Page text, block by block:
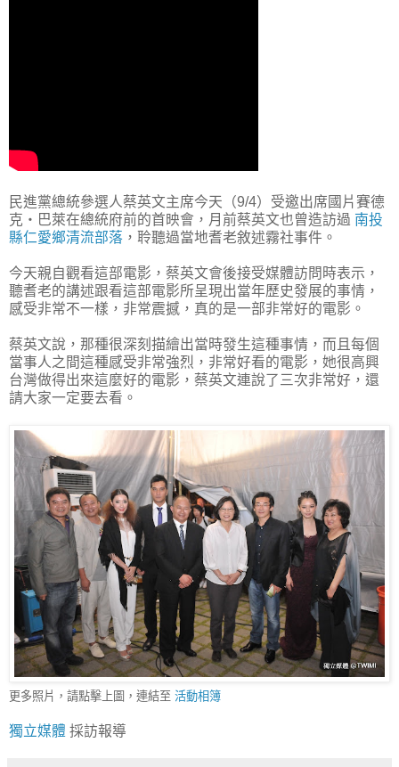
民進黨總統參選人蔡英文主席今天（9/4）受邀出席國片賽德
克‧巴萊在總統府前的首映會，月前蔡英文也曾造訪過 南投
縣仁愛鄉清流部落 ，聆聽過當地耆老敘述霧社事件。
今天親自觀看這部電影，蔡英文會後接受媒體訪問時表示，
聽耆老的講述跟看這部電影所呈現出當年歷史發展的事情，
感受非常不一樣，非常震撼，真的是一部非常好的電影。
蔡英文說，那種很深刻描繪出當時發生這種事情，而且每個
當事人之間這種感受非常強烈，非常好看的電影，她很高興
台灣做得出來這麼好的電影，蔡英文連說了三次非常好，還
請大家一定要去看。
更多照片，請點擊上圖，連結至 活動相簿
獨立媒體 採訪報導